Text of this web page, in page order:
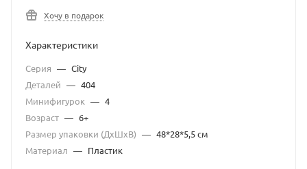
Хочу в подарок
Характеристики
Серия — City
Деталей — 404
Минифигурок — 4
Возраст — 6+
Размер упаковки (ДхШхВ) — 48*28*5,5 см
Материал — Пластик